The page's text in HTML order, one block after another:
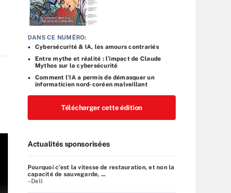
DANS CE NUMÉRO:
Cybersécurité & IA, les amours contrariés
Entre mythe et réalité : l’impact de Claude
Mythos sur la cybersécurité
Comment l’IA a permis de démasquer un
informaticien nord-coréen malveillant
Télécharger cette édition
Actualités sponsorisées
Pourquoi c’est la vitesse de restauration, et non la
capacité de sauvegarde, ...
–Dell